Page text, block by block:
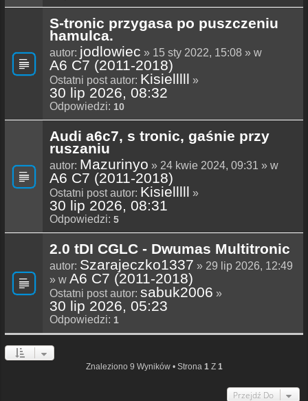
S-tronic przygasa po puszczeniu
hamulca.
autor: jodlowiec » 15 sty 2022, 15:08 » w
A6 C7 (2011-2018)
Ostatni post autor: Kisielllll »
30 lip 2026, 08:32
Odpowiedzi: 10
Audi a6c7, s tronic, gaśnie przy
ruszaniu
autor: Mazurinyo » 24 kwie 2024, 09:31 » w
A6 C7 (2011-2018)
Ostatni post autor: Kisielllll »
30 lip 2026, 08:31
Odpowiedzi: 5
2.0 tDI CGLC - Dwumas Multitronic
autor: Szarajeczko1337 » 29 lip 2026, 12:49
» w A6 C7 (2011-2018)
Ostatni post autor: sabuk2006 »
30 lip 2026, 05:23
Odpowiedzi: 1
Znaleziono 9 Wyników • Strona 1 Z 1
Przejdź Do